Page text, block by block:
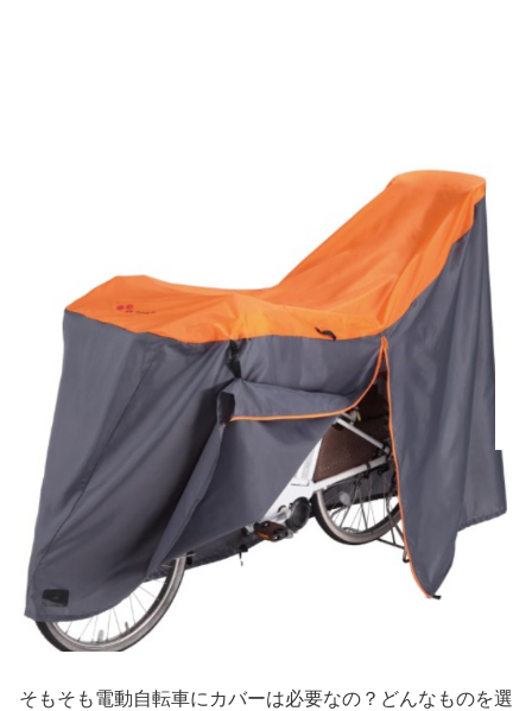
そもそも電動自転車にカバーは必要なの？どんなものを選